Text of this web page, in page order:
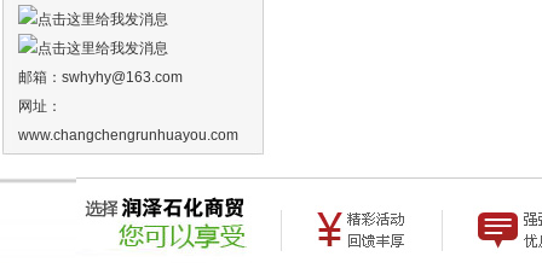
邮箱： swhyhy@163.com
网址：
www.changchengrunhuayou.com